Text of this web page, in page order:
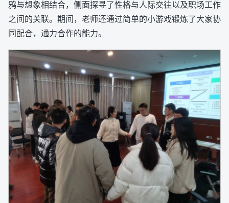
鸦与想象相结合，侧面探寻了性格与人际交往以及职场工作
之间的关联。期间，老师还通过简单的小游戏锻炼了大家协
同配合，通力合作的能力。